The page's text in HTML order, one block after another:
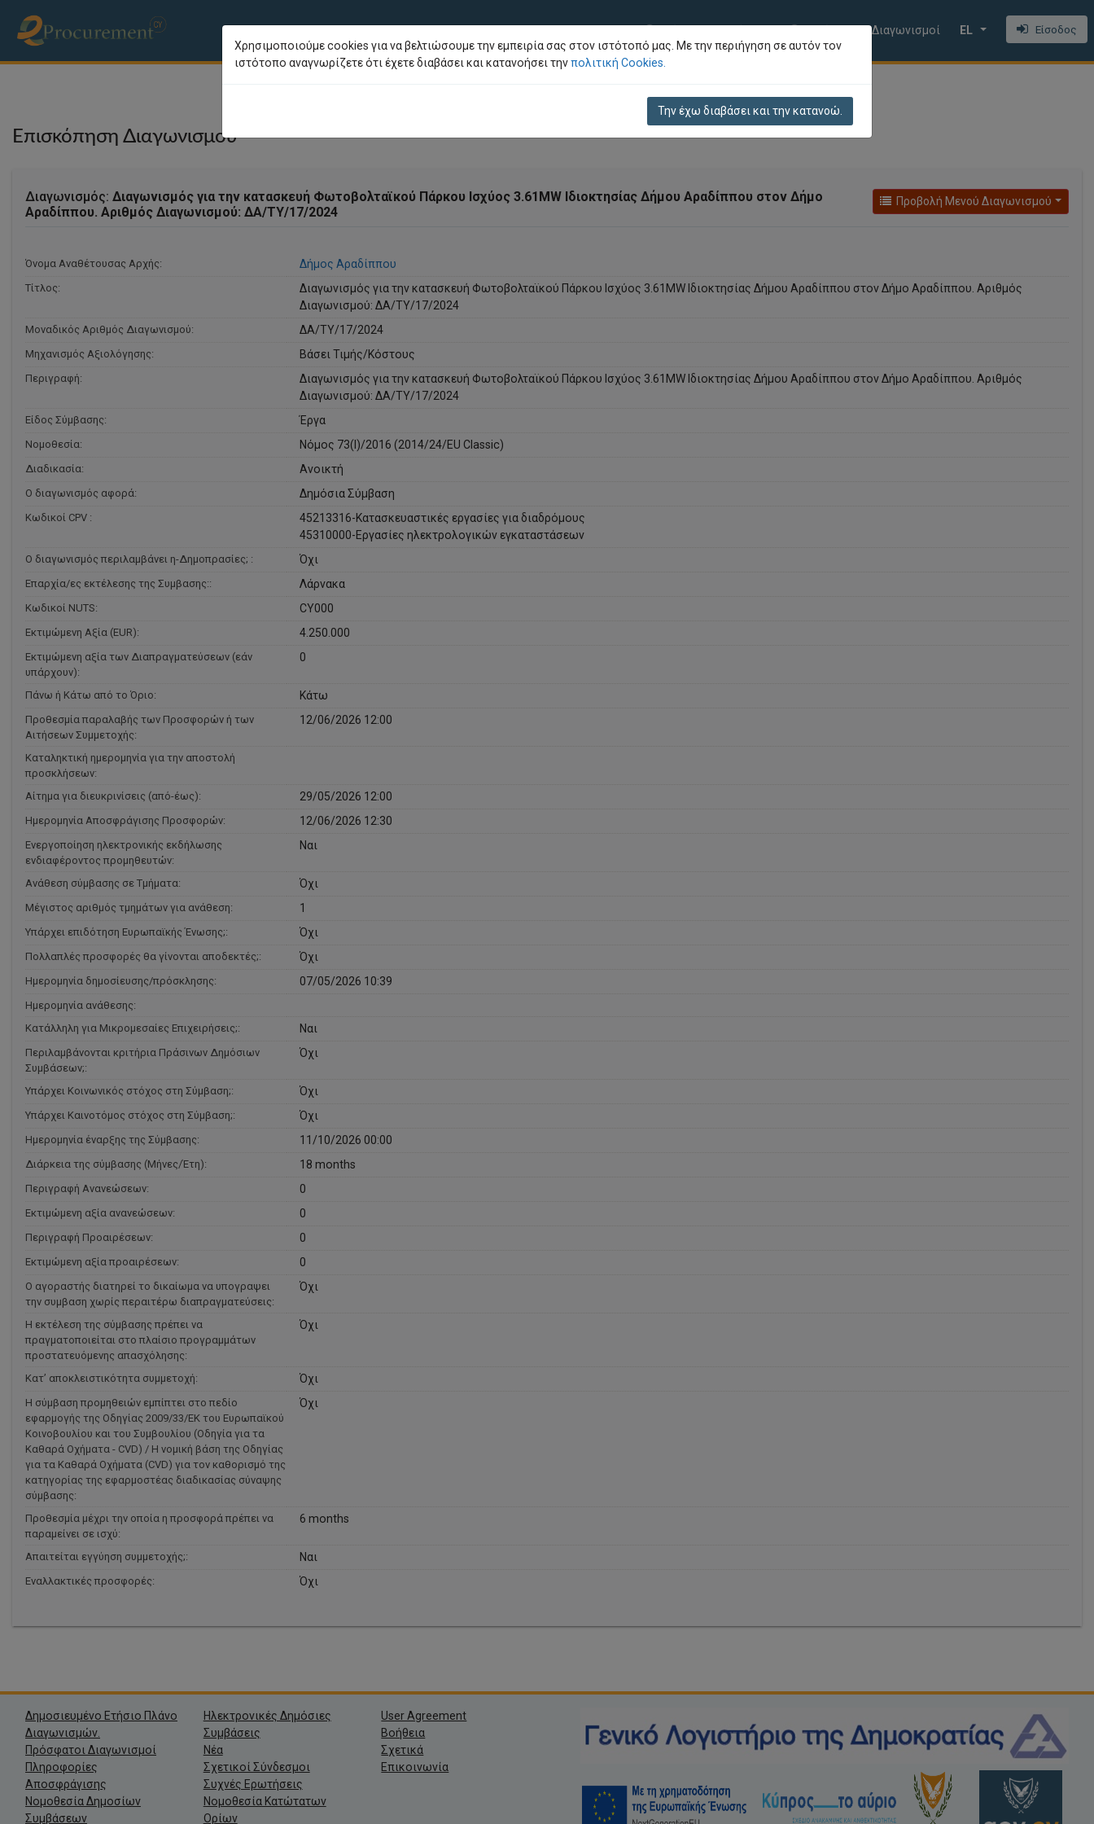
Πρόσφατοι Διαγωνισμοί EL Είσοδος
Επισκόπηση Διαγωνισμού
Διαγωνισμός: Διαγωνισμός για την κατασκευή Φωτοβολταϊκού Πάρκου Ισχύος 3.61MW Ιδιοκτησίας Δήμου Αραδίππου στον Δήμο
Αραδίππου. Αριθμός Διαγωνισμού: ΔΑ/ΤΥ/17/2024
Προβολή Μενού Διαγωνισμού
Όνομα Αναθέτουσας Αρχής: Δήμος Αραδίππου
Τίτλος:
Διαγωνισμός για την κατασκευή Φωτοβολταϊκού Πάρκου Ισχύος 3.61MW Ιδιοκτησίας Δήμου Αραδίππου στον Δήμο Αραδίππου. Αριθμός
Διαγωνισμού: ΔΑ/ΤΥ/17/2024
Μοναδικός Αριθμός Διαγωνισμού: ΔΑ/ΤΥ/17/2024
Μηχανισμός Αξιολόγησης: Βάσει Τιμής/Κόστους
Περιγραφή:
Διαγωνισμός για την κατασκευή Φωτοβολταϊκού Πάρκου Ισχύος 3.61MW Ιδιοκτησίας Δήμου Αραδίππου στον Δήμο Αραδίππου. Αριθμός
Διαγωνισμού: ΔΑ/ΤΥ/17/2024
Είδος Σύμβασης: Έργα
Νομοθεσία: Νόμος 73(I)/2016 (2014/24/EU Classic)
Διαδικασία: Ανοικτή
Ο διαγωνισμός αφορά: Δημόσια Σύμβαση
Κωδικοί CPV :
45213316-Κατασκευαστικές εργασίες για διαδρόμους
45310000-Εργασίες ηλεκτρολογικών εγκαταστάσεων
Ο διαγωνισμός περιλαμβάνει η-Δημοπρασίες; : Όχι
Επαρχία/ες εκτέλεσης της Συμβασης:: Λάρνακα
Κωδικοί NUTS: CY000
Εκτιμώμενη Αξία (EUR): 4.250.000
Εκτιμώμενη αξία των Διαπραγματεύσεων (εάν
υπάρχουν):
0
Πάνω ή Κάτω από το Όριο: Κάτω
Προθεσμία παραλαβής των Προσφορών ή των
Αιτήσεων Συμμετοχής:
12/06/2026 12:00
Καταληκτική ημερομηνία για την αποστολή
προσκλήσεων:
Αίτημα για διευκρινίσεις (από-έως):
29/05/2026 12:00
Ημερομηνία Αποσφράγισης Προσφορών: 12/06/2026 12:30
Ενεργοποίηση ηλεκτρονικής εκδήλωσης
ενδιαφέροντος προμηθευτών:
Ναι
Ανάθεση σύμβασης σε Τμήματα: Όχι
Μέγιστος αριθμός τμημάτων για ανάθεση: 1
Υπάρχει επιδότηση Ευρωπαϊκής Ένωσης;: Όχι
Πολλαπλές προσφορές θα γίνονται αποδεκτές;: Όχι
Ημερομηνία δημοσίευσης/πρόσκλησης: 07/05/2026 10:39
Ημερομηνία ανάθεσης:
Κατάλληλη για Μικρομεσαίες Επιχειρήσεις;:
Ναι
Περιλαμβάνονται κριτήρια Πράσινων Δημόσιων
Συμβάσεων;:
Όχι
Υπάρχει Κοινωνικός στόχος στη Σύμβαση;: Όχι
Υπάρχει Καινοτόμος στόχος στη Σύμβαση;: Όχι
Ημερομηνία έναρξης της Σύμβασης: 11/10/2026 00:00
Διάρκεια της σύμβασης (Μήνες/Έτη): 18 months
Περιγραφή Ανανεώσεων: 0
Εκτιμώμενη αξία ανανεώσεων: 0
Περιγραφή Προαιρέσεων: 0
Εκτιμώμενη αξία προαιρέσεων: 0
Ο αγοραστής διατηρεί το δικαίωμα να υπογραψει
την συμβαση χωρίς περαιτέρω διαπραγματεύσεις:
Όχι
Η εκτέλεση της σύμβασης πρέπει να
πραγματοποιείται στο πλαίσιο προγραμμάτων
προστατευόμενης απασχόλησης:
Όχι
Κατ’ αποκλειστικότητα συμμετοχή: Όχι
Η σύμβαση προμηθειών εμπίπτει στο πεδίο
εφαρμογής της Οδηγίας 2009/33/ΕΚ του Ευρωπαϊκού
Κοινοβουλίου και του Συμβουλίου (Οδηγία για τα
Καθαρά Οχήματα - CVD) / Η νομική βάση της Οδηγίας
για τα Καθαρά Οχήματα (CVD) για τον καθορισμό της
κατηγορίας της εφαρμοστέας διαδικασίας σύναψης
σύμβασης:
Όχι
Προθεσμία μέχρι την οποία η προσφορά πρέπει να
παραμείνει σε ισχύ:
6 months
Απαιτείται εγγύηση συμμετοχής;: Ναι
Εναλλακτικές προσφορές: Όχι
Δημοσιευμένο Ετήσιο Πλάνο
Διαγωνισμών.
Πρόσφατοι Διαγωνισμοί
Πληροφορίες
Αποσφράγισης
Νομοθεσία Δημοσίων
Συμβάσεων
Ηλεκτρονικές Δημόσιες
Συμβάσεις
Νέα
Σχετικοί Σύνδεσμοι
Συχνές Ερωτήσεις
Νομοθεσία Κατώτατων
Ορίων
User Agreement
Βοήθεια
Σχετικά
Επικοινωνία
Χρησιμοποιούμε cookies για να βελτιώσουμε την εμπειρία σας στον ιστότοπό μας. Με την περιήγηση σε αυτόν τον
ιστότοπο αναγνωρίζετε ότι έχετε διαβάσει και κατανοήσει τηνπολιτική Cookies.
Την έχω διαβάσει και την κατανοώ.